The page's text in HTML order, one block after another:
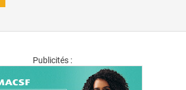
Publicités :